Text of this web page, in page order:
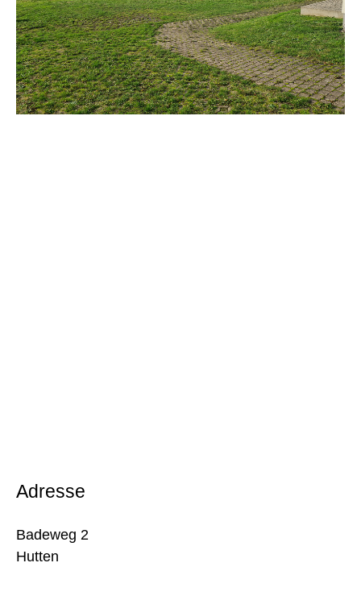
Adresse
Badeweg 2
Hutten